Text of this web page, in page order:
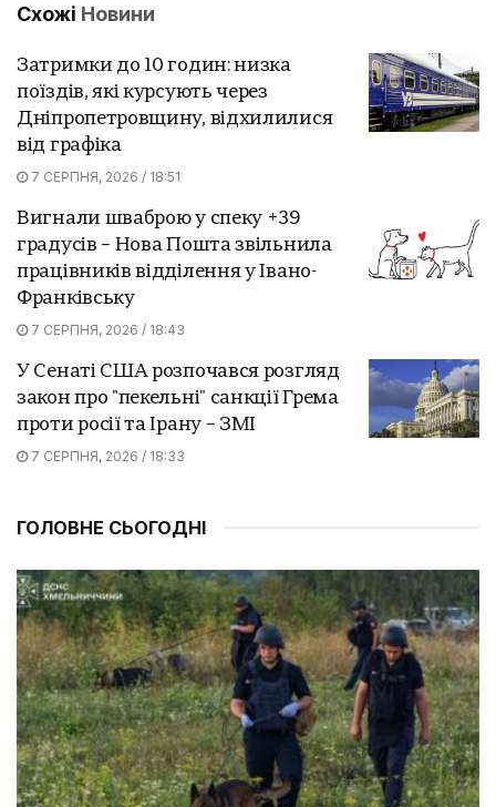
Схожі Новини
Затримки до 10 годин: низка
поїздів, які курсують через
Дніпропетровщину, відхилилися
від графіка
7 СЕРПНЯ, 2026 / 18:51
Вигнали шваброю у спеку +39
градусів – Нова Пошта звільнила
працівників відділення у Івано-
Франківську
7 СЕРПНЯ, 2026 / 18:43
У Сенаті США розпочався розгляд
закон про "пекельні" санкції Грема
проти росії та Ірану – ЗМІ
7 СЕРПНЯ, 2026 / 18:33
ГОЛОВНЕ СЬОГОДНІ